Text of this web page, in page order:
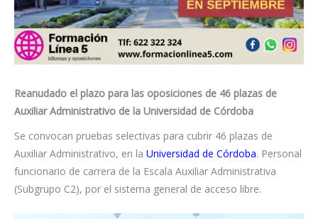
Reanudado el plazo para las oposiciones de 46 plazas de
Auxiliar Administrativo de la Universidad de Córdoba
Se convocan pruebas selectivas para cubrir 46 plazas de
Auxiliar Administrativo, en la Universidad de Córdoba. Personal
funcionario de carrera de la Escala Auxiliar Administrativa
(Subgrupo C2), por el sistema general de acceso libre.